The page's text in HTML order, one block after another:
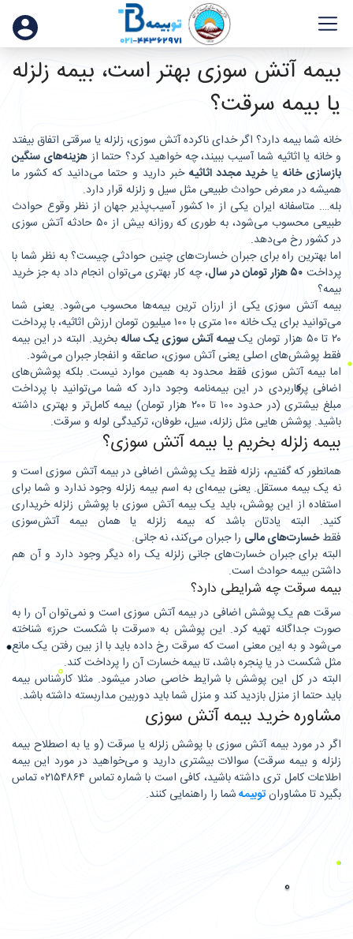
بیمه آتش سوزی بهتر است، بیمه زلزله
یا بیمه سرقت؟
خانه شما بیمه دارد؟ اگر خدای ناکرده آتش سوزی، زلزله یا سرقتی اتفاق بیفتد
و خانه یا اثاثیه شما آسیب ببیند، چه خواهید کرد؟ حتما ازهزینه‌های سنگین
بازسازی خانه یاخرید مجدد اثاثیه خبر دارید و حتما می‌دانید که کشور ما
همیشه در معرض حوادث طبیعی مثل سیل و زلزله قرار دارد.
بله…. متاسفانه ایران یکی از ۱۰ کشور آسیب‌پذیر جهان از نظر وقوع حوادث
طبیعی محسوب می‌شود، به طوری که روزانه بیش از ۵۰ حادثه آتش سوزی
در کشور رخ می‌دهد.
اما بهترین راه برای جبران خسارت‌های چنین حوادثی چیست؟ به نظر شما با
پرداخت ۵۰ هزار تومان در سال
، چه کار بهتری می‌توان انجام داد به جز خرید
بیمه؟
بیمه آتش سوزی یکی از ارزان ترین بیمه‌ها محسوب می‌شود. یعنی شما
می‌توانید برای یک خانه ۱۰۰ متری با ۱۰۰ میلیون تومان ارزش اثاثیه، با پرداخت
۲۰ تا ۵۰ هزار تومان یک
بیمه آتش سوزی یک ساله بخرید. البته در این بیمه
فقط پوشش‌های اصلی یعنی آتش سوزی، صاعقه و انفجار جبران می‌شود.
اما بیمه آتش سوزی فقط محدود به همین موارد نیست. بلکه پوشش‌های
اضافی پرکاربردی در این بیمه‌نامه وجود دارد که شما می‌توانید با پرداخت
مبلغ بیشتری (در حدود ۱۰۰ تا ۲۰۰ هزار تومان) بیمه کامل‌تر و بهتری داشته
باشید. پوشش هایی مثل زلزله، سیل، طوفان، ترکیدگی لوله و سرقت.
بیمه زلزله بخریم یا بیمه آتش سوزی؟
همانطور که گفتیم، زلزله فقط یک پوشش اضافی در بیمه آتش سوزی است و
نه یک بیمه مستقل. یعنی بیمه‌ای به اسم بیمه زلزله وجود ندارد و شما برای
استفاده از این پوشش، باید یک بیمه آتش سوزی با پوشش زلزله خریداری
کنید. البته یادتان باشد که بیمه زلزله یا همان بیمه آتش‌سوزی
فقطخسارت‌های مالی را جبران می‌کند، نه جانی.
البته برای جبران خسارت‌های جانی زلزله یک راه دیگر وجود دارد و آن هم
داشتن بیمه حوادث است.
بیمه سرقت چه شرایطی دارد؟
سرقت هم یک پوشش اضافی در بیمه آتش سوزی است و نمی‌توان آن را به
صورت جداگانه تهیه کرد. این پوشش به «سرقت با شکست حرز» شناخته
می‌شود و به این معنی است که سرقت رخ داده باید با از بین رفتن یک مانع
مثل شکست در یا پنجره باشد، تا بیمه خسارت آن را پرداخت کند.
البته در کل این پوشش با شرایط خاصی صادر میشود. مثلا کارشناس بیمه
باید حتما از منزل بازدید کند و منزل شما باید دوربین مداربسته داشته باشد.
مشاوره خرید بیمه آتش سوزی
اگر در مورد بیمه آتش سوزی با پوشش زلزله یا سرقت (و یا به اصطلاح بیمه
زلزله و بیمه سرقت) سوالات بیشتری دارید و می‌خواهید در مورد این بیمه
اطلاعات کامل تری داشته باشید، کافی است با شماره تماس ۰۲۱۵۴۸۶۴ تماس
بگیرد تا مشاورانتوبیمهشما را راهنمایی کنند.